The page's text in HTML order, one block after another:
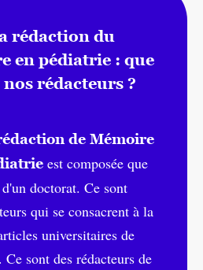
rédaction du
en pédiatrie : que
rédacteurs ?
de Mémoire
est composée que
doctorat. Ce sont
qui se consacrent à la
universitaires de
sont des rédacteurs de